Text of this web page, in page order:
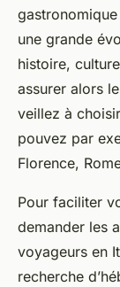
une grande
histoire,
assurer alors
veillez à
pouvez par
Florence,
Pour faciliter
demander les
voyageurs en
recherche